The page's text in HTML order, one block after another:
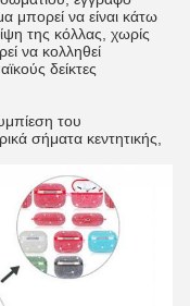
μπορεί να είναι κάτω
της κόλλας, χωρίς
να κολληθεί
δείκτες
του
σήματα κεντητικής,